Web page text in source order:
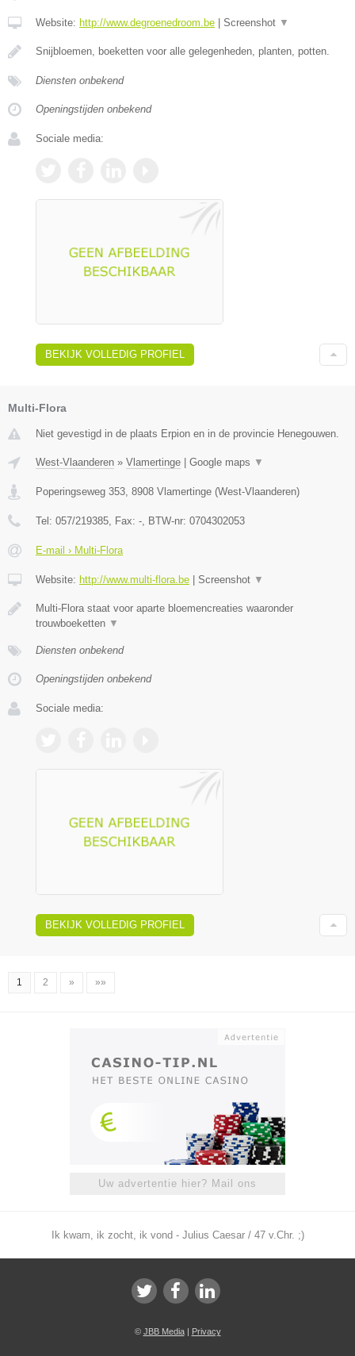
Website: http://www.degroenedroom.be | Screenshot ▼
Snijbloemen, boeketten voor alle gelegenheden, planten, potten.
Diensten onbekend
Openingstijden onbekend
Sociale media:
BEKIJK VOLLEDIG PROFIEL
Multi-Flora
Niet gevestigd in de plaats Erpion en in de provincie Henegouwen.
West-Vlaanderen » Vlamertinge Google maps ▼
Poperingseweg 353, 8908 Vlamertinge (West-Vlaanderen)
Tel: 057/219385, Fax: -, BTW-nr: 0704302053
E-mail › Multi-Flora
Website: http://www.multi-flora.be Screenshot ▼
Multi-Flora staat voor aparte bloemencreaties waaronder
trouwboeketten ▼
Diensten onbekend
Openingstijden onbekend
Sociale media:
BEKIJK VOLLEDIG PROFIEL
1 2 » »»
Uw advertentie hier? Mail ons
Ik kwam, ik zocht, ik vond - Julius Caesar / 47 v.Chr. ;)
© JBB Media| Privacy